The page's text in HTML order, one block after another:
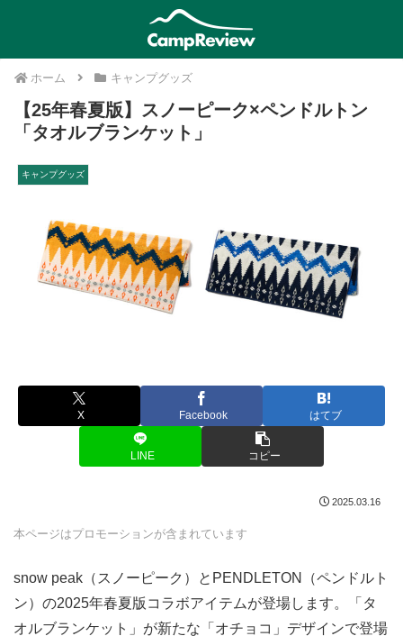
ホーム キャンプグッズ
【25年春夏版】スノーピーク×ペンドルトン
「タオルブランケット」
キャンプグッズ
X Facebook はてブ
LINE コピー
2025.03.16
本ページはプロモーションが含まれています
snow peak（スノーピーク）とPENDLETON（ペンドルト
ン）の2025年春夏版コラボアイテムが登場します。「タ
オルブランケット」が新たな「オチョコ」デザインで登場